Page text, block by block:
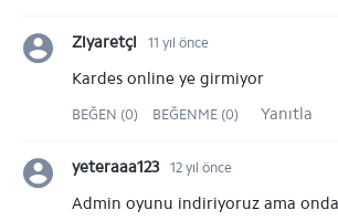
Ziyaretçi 11 yıl önce
Kardes online ye girmiyor
BEĞEN (0) BEĞENME (0) Yanıtla
yeteraaa123 12 yıl önce
Admin oyunu indiriyoruz ama